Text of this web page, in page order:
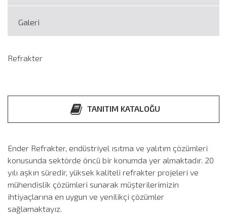
Galeri
Refrakter
TANITIM KATALOĞU
Ender Refrakter, endüstriyel ısıtma ve yalıtım çözümleri
konusunda sektörde öncü bir konumda yer almaktadır. 20
yılı aşkın süredir, yüksek kaliteli refrakter projeleri ve
mühendislik çözümleri sunarak müşterilerimizin
ihtiyaçlarına en uygun ve yenilikçi çözümler
sağlamaktayız.